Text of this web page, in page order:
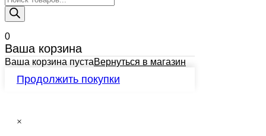
товаров
0
Ваша корзина
Ваша корзина пустаВернуться в магазин
Продолжить покупки
×